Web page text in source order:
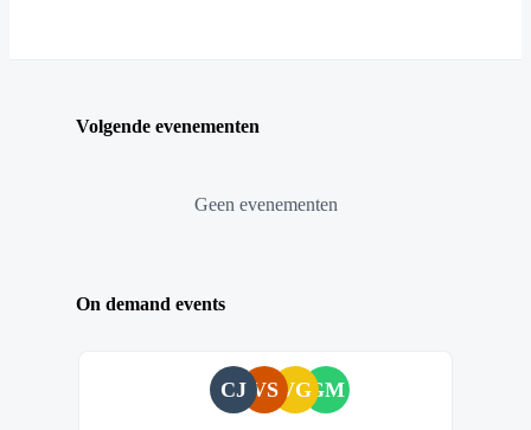
Volgende evenementen
Geen evenementen
On demand events
CJ VS VGGM